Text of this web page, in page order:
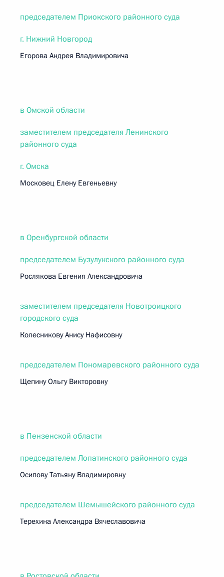
председателем Приокского районного суда
г. Нижний Новгород
Егорова Андрея Владимировича
в Омской области
заместителем председателя Ленинского
районного суда
г. Омска
Московец Елену Евгеньевну
в Оренбургской области
председателем Бузулукского районного суда
Рослякова Евгения Александровича
заместителем председателя Новотроицкого
городского суда
Колесникову Анису Нафисовну
председателем Пономаревского районного суда
Щепину Ольгу Викторовну
в Пензенской области
председателем Лопатинского районного суда
Осипову Татьяну Владимировну
председателем Шемышейского районного суда
Терехина Александра Вячеславовича